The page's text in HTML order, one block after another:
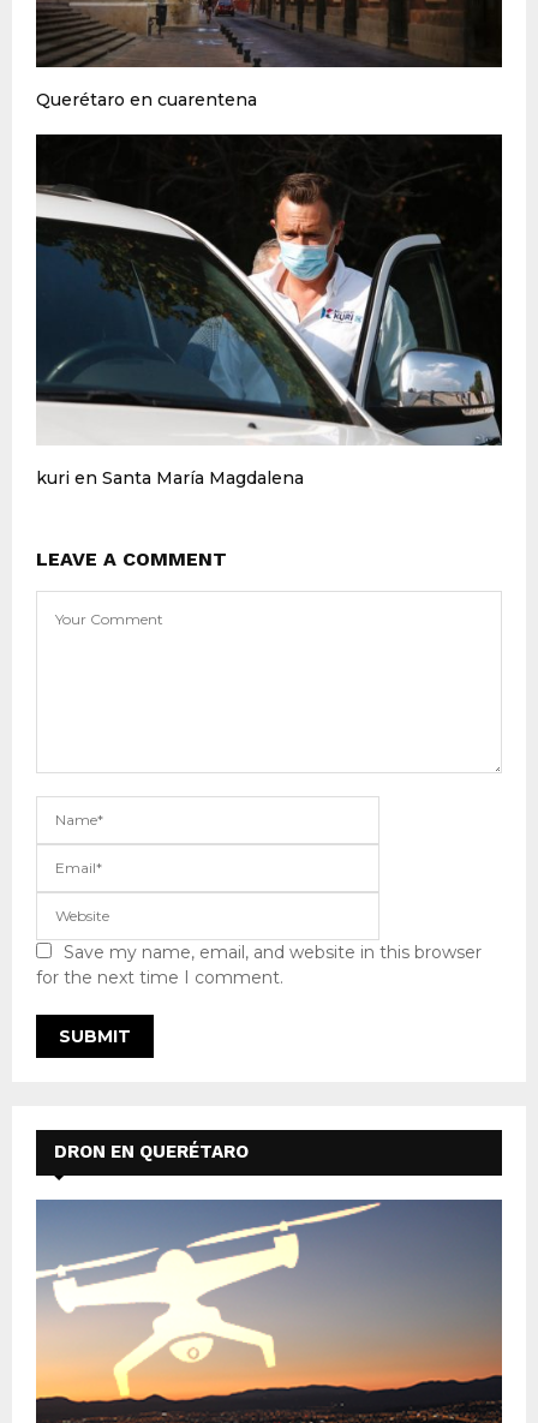
Querétaro en cuarentena
kuri en Santa María Magdalena
LEAVE A COMMENT
Save my name, email, and website in this browser
for the next time I comment.
DRON EN QUERÉTARO